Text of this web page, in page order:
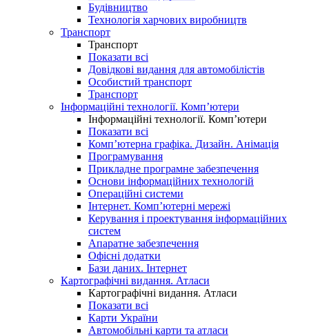
Будівництво
Технологія харчових виробництв
Транспорт
Транспорт
Показати всі
Довідкові видання для автомобілістів
Особистий транспорт
Транспорт
Інформаційні технології. Комп’ютери
Інформаційні технології. Комп’ютери
Показати всі
Комп’ютерна графіка. Дизайн. Анімація
Програмування
Прикладне програмне забезпечення
Основи інформаційних технологій
Операційні системи
Інтернет. Комп’ютерні мережі
Керування і проектування інформаційних
систем
Апаратне забезпечення
Офісні додатки
Бази даних. Інтернет
Картографічні видання. Атласи
Картографічні видання. Атласи
Показати всі
Карти України
Автомобільні карти та атласи